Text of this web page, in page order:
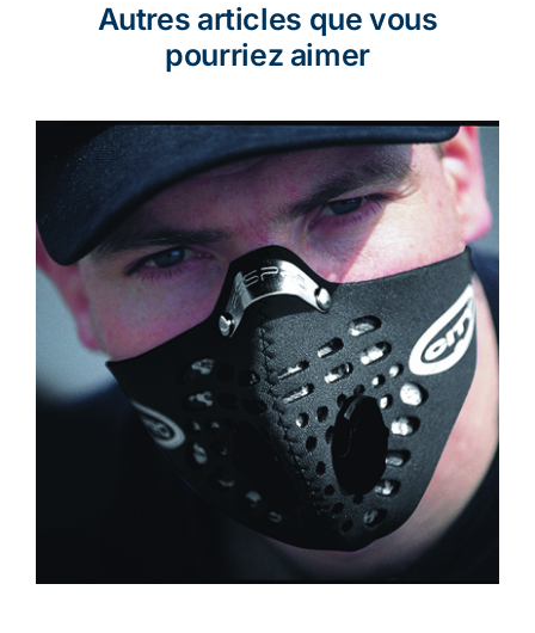
Autres articles que vous
pourriez aimer